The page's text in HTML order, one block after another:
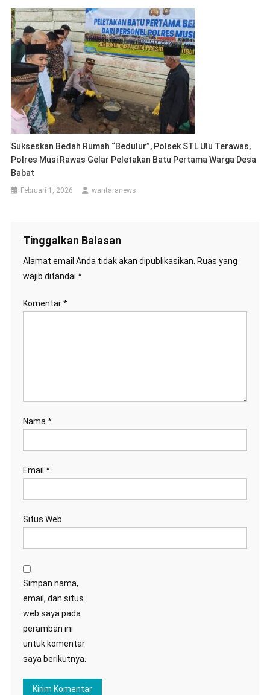
Sukseskan Bedah Rumah “Bedulur”, Polsek STL Ulu Terawas,
Polres Musi Rawas Gelar Peletakan Batu Pertama Warga Desa
Babat
Februari 1, 2026 wantaranews
Tinggalkan Balasan
Alamat email Anda tidak akan dipublikasikan. Ruas yang
wajib ditandai *
Komentar*
Nama*
Email *
Situs Web
Simpan nama,
email, dan situs
web saya pada
peramban ini
untuk komentar
saya berikutnya.